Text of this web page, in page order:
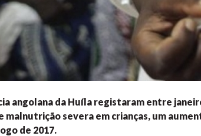
angolana da Huíla registaram entre
malnutrição severa em crianças, um
de 2017.